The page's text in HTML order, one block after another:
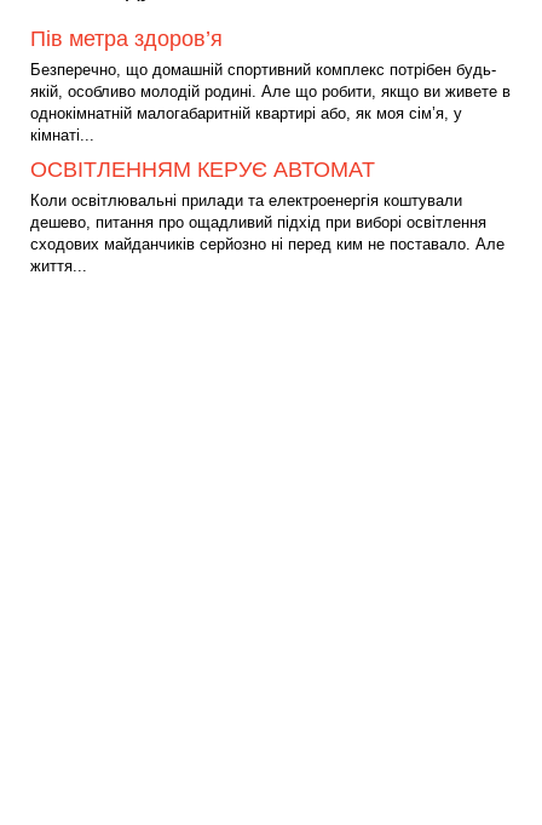
Пів метра здоров’я
Безперечно, що домашній спортивний комплекс потрібен будь-
якій, особливо молодій родині. Але що робити, якщо ви живете в
однокімнатній малогабаритній квартирі або, як моя сім’я, у
кімнаті...
ОСВІТЛЕННЯМ КЕРУЄ АВТОМАТ
Коли освітлювальні прилади та електроенергія коштували
дешево, питання про ощадливий підхід при виборі освітлення
сходових майданчиків серйозно ні перед ким не поставало. Але
життя...